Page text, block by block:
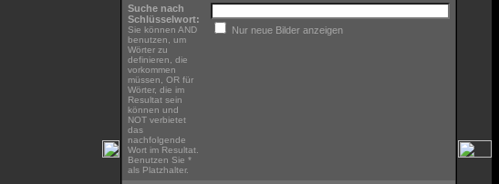
Suche nach
Schlüsselwort:
Sie können AND
benutzen, um
Wörter zu
definieren, die
vorkommen
müssen, OR für
Wörter, die im
Resultat sein
können und
NOT verbietet
das
nachfolgende
Wort im Resultat.
Benutzen Sie *
als Platzhalter.
Nur neue Bilder anzeigen